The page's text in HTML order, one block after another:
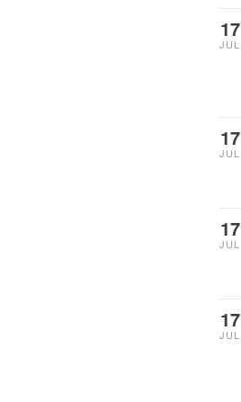
17
JUL
17
JUL
17
JUL
17
JUL